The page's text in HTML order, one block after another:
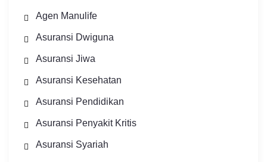
Agen Manulife
Asuransi Dwiguna
Asuransi Jiwa
Asuransi Kesehatan
Asuransi Pendidikan
Asuransi Penyakit Kritis
Asuransi Syariah